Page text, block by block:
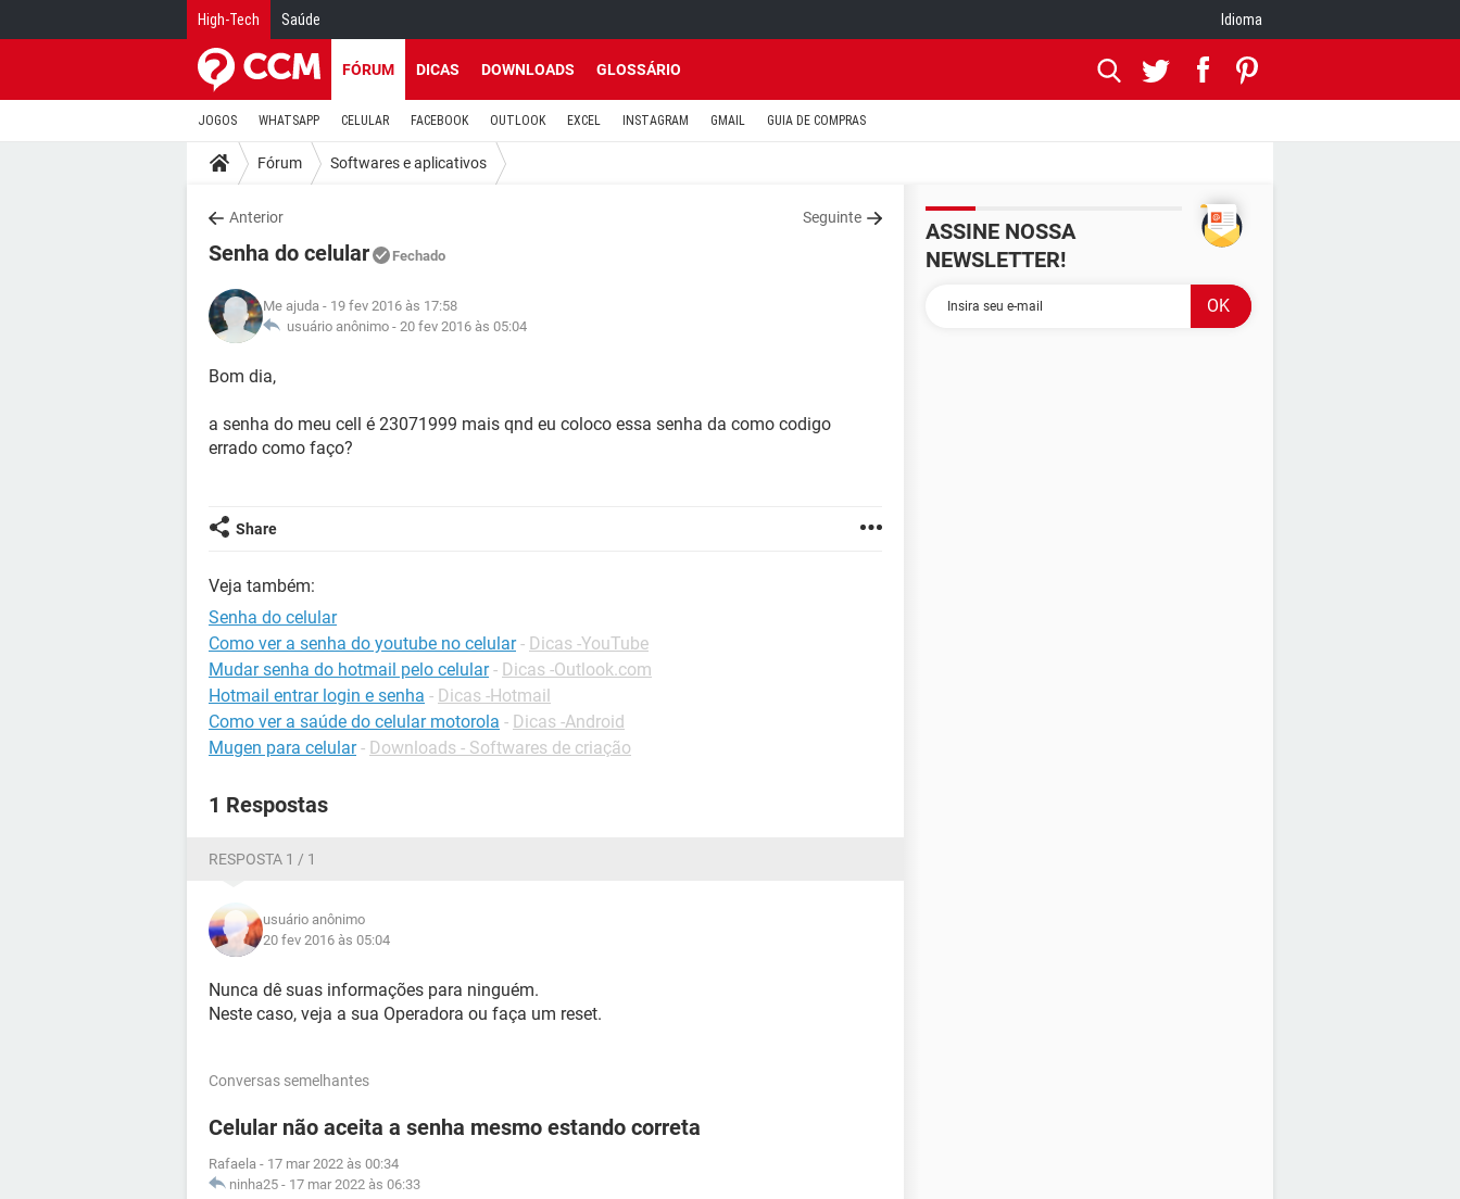
High-Tech Saúde Idioma
FÓRUM DICAS DOWNLOADS GLOSSÁRIO
JOGOS WHATSAPP CELULAR FACEBOOK OUTLOOK EXCEL INSTAGRAM GMAIL GUIA DE COMPRAS
Fórum Softwares e aplicativos
Anterior Seguinte
Senha do celular Fechado
Me ajuda - 19 fev 2016 às 17:58
usuário anônimo - 20 fev 2016 às 05:04
Bom dia,
a senha do meu cell é 23071999 mais qnd eu coloco essa senha da como codigo
errado como faço?
Share
Veja também:
Senha do celular
Como ver a senha do youtube no celular - Dicas -YouTube
Mudar senha do hotmail pelo celular - Dicas -Outlook.com
Hotmail entrar login e senha - Dicas -Hotmail
Como ver a saúde do celular motorola - Dicas -Android
Mugen para celular - Downloads - Softwares de criação
1 Respostas
RESPOSTA 1 / 1
usuário anônimo
20 fev 2016 às 05:04
Nunca dê suas informações para ninguém.
Neste caso, veja a sua Operadora ou faça um reset.
Conversas semelhantes
Celular não aceita a senha mesmo estando correta
Rafaela - 17 mar 2022 às 00:34
ninha25 - 17 mar 2022 às 06:33
ASSINE NOSSA
NEWSLETTER!